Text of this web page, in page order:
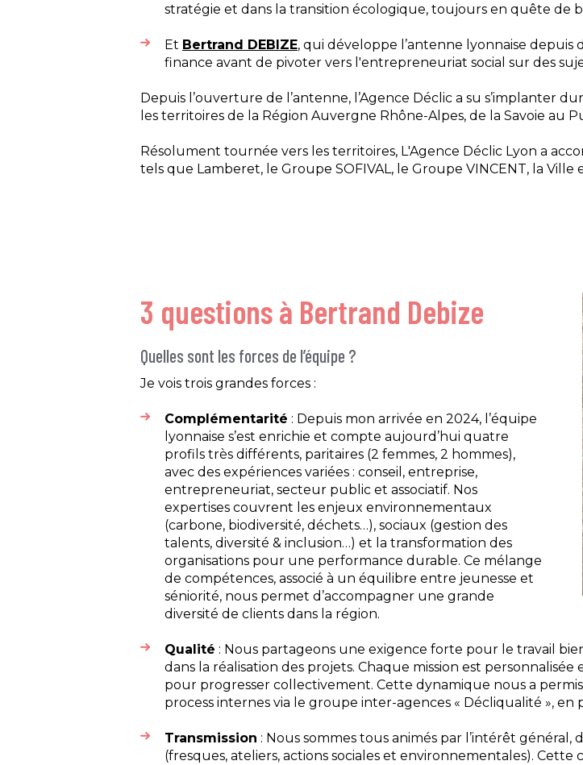
stratégie et dans la transition écologique, toujours en quête
Et Bertrand DEBIZE, qui développe l’antenne lyonnaise
finance avant de pivoter vers l'entrepreneuriat social sur des
Depuis l’ouverture de l’antenne, l’Agence Déclic a su s’implanter
les territoires de la Région Auvergne Rhône-Alpes, de la Savoie au
Résolument tournée vers les territoires, L'Agence Déclic Lyon a
tels que Lamberet, le Groupe SOFIVAL, le Groupe VINCENT, la
3 questions à Bertrand Debize
Quelles sont les forces de l’équipe ?
Je vois trois grandes forces :
Complémentarité : Depuis mon arrivée en 2024, l’équipe
lyonnaise s’est enrichie et compte aujourd’hui quatre
profils très différents, paritaires (2 femmes, 2 hommes),
avec des expériences variées : conseil, entreprise,
entrepreneuriat, secteur public et associatif. Nos
expertises couvrent les enjeux environnementaux
(carbone, biodiversité, déchets…), sociaux (gestion des
talents, diversité & inclusion…) et la transformation des
organisations pour une performance durable. Ce mélange
de compétences, associé à un équilibre entre jeunesse et
séniorité, nous permet d’accompagner une grande
diversité de clients dans la région.
Qualité : Nous partageons une exigence forte pour le travail
dans la réalisation des projets. Chaque mission est
pour progresser collectivement. Cette dynamique nous a
process internes via le groupe inter-agences « Décliqualité »,
Transmission : Nous sommes tous animés par l’intérêt général,
(fresques, ateliers, actions sociales et environnementales).